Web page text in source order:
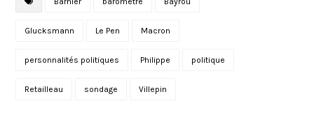
Glucksmann Le Pen Macron
personnalités politiques Philippe politique
Retailleau sondage Villepin